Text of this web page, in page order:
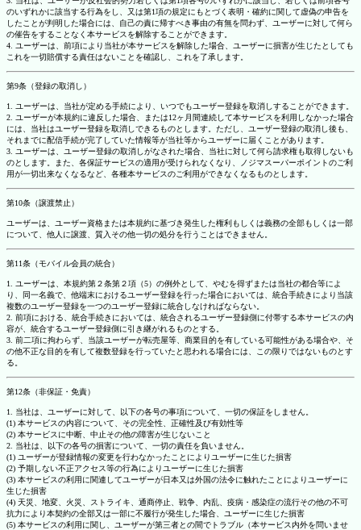
のいずれかに該当する行為をし、又は第1項の規定にもとづく表明・確約に関して虚偽の申告を
したことが判明した場合には、自己の責に帰すべき事由の有無を問わず、ユーザーに対して何ら
の催告をすることなく本サービスを解除することができます。
4. ユーザーは、前項により当社が本サービスを解除した場合、ユーザーに損害が生じたとしても
これを一切賠償する責任はないことを確認し、これを了承します。
第9条（登録の取消し）
1. ユーザーは、当社が定める手続により、いつでもユーザー登録を取消しすることができます。
2. ユーザーが本規約に違反した場合、または12ヶ月間連続して本サービスを利用しなかった場合
には、当社はユーザー登録を取消しできるものとします。ただし、ユーザー登録の取消し後も、
それまでに配信手続が完了していた情報等が当社等からユーザーに届くことがあります。
3. ユーザーは、ユーザー登録の取消しがなされた場合、当社に対して何ら請求権も取得しないも
のとします。また、各保証サービスの適用が受けられなくなり、ノジマスーパーポイントのご利
用が一切出来なくなるなど、各種本サービスのご利用ができなくなるものとします。
第10条（譲渡禁止）
ユーザーは、ユーザー資格または本規約に基づき発生した権利もしくは義務の全部もしくは一部
について、他人に譲渡、質入その他一切の処分を行うことはできません。
第11条（モバイル会員の統合）
1. ユーザーは、本規約第２条第２項（5）の例外として、やむを得ずまたは当社の都合等によ
り、同一名義で、他端末におけるユーザー登録を行った場合においては、統合手続きにより当該
複数のユーザー登録を一つのユーザー登録に統合しなければならない。
2. 前項における、統合手続きにおいては、統合されるユーザー登録側に付帯する本サービスの内
容が、統合するユーザー登録側に引き継がれるものとする。
3. 前二項に拘わらず、当該ユーザーが転売屋等、商業目的を有している可能性がある場合や、そ
の他不正な目的を有して複数登録を行っていたと思われる場合には、この限りではないものとす
る。
第12条（非保証・免責）
1. 当社は、ユーザーに対して、以下の各号の事項について、一切の保証をしません。
(1) 本サービスの内容について、その完全性、正確性及び有効性等
(2) 本サービスに中断、中止その他の障害が生じないこと
2. 当社は、以下の各号の損害について、一切の責任を負いません。
(1) ユーザーが登録情報の変更を行わなかったことによりユーザーに生じた損害
(2) 予期しない不正アクセス等の行為によりユーザーに生じた損害
(3) 本サービスの利用に関連してユーザーが日本又は外国の法令に触れたことによりユーザーに
生じた損害
(4) 天災、地変、火災、ストライキ、通商停止、戦争、内乱、疫病・感染症の流行その他の不可
抗力により本契約の全部又は一部に不履行が発生した場合、ユーザーに生じた損害
(5) 本サービスの利用に関し、ユーザーが第三者との間でトラブル（本サービス内外を問いませ